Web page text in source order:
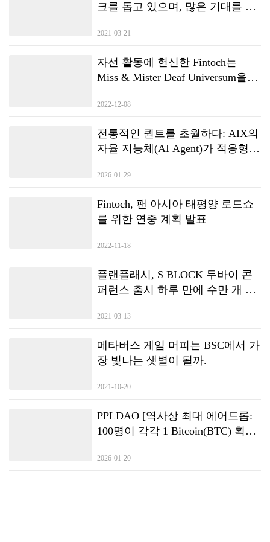
크를 돕고 있으며, 많은 기대를 모
Consensus Forum이 하이커 우에서
2021-03-21
자선 활동에 헌신한 Fintoch는
Miss & Mister Deaf Universum을
2022-12-08
전통적인 퀀트를 초월하다: AIX의
자율 지능체(AI Agent)가 적응형
2026-01-29
Fintoch, 팬 아시아 태평양 로드쇼
를 위한 연중 계획 발표
2022-11-18
플랜플래시, S BLOCK 두바이 콘
퍼런스 출시 하루 만에 수만 개 노
2021-03-13
메타버스 게임 머피는 BSC에서 가
장 빛나는 샛별이 될까.
2021-10-20
PPLDAO [역사상 최대 에어드롭:
100명이 각각 1 Bitcoin(BTC) 획득]
2026-01-20